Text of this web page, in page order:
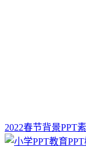
2022春节背景PPT